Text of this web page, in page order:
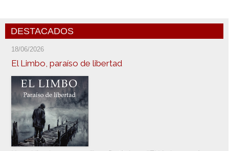
DESTACADOS
18/06/2026
El Limbo, paraíso de libertad